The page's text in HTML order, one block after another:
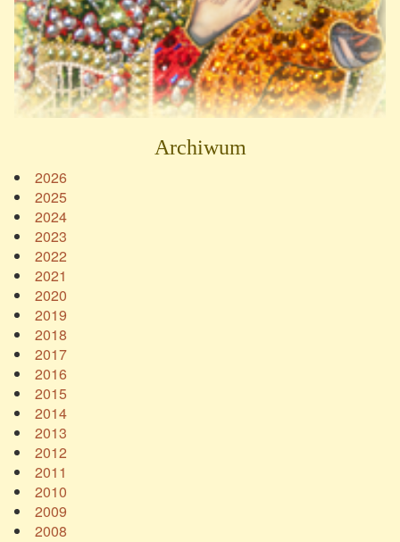
Archiwum
2026
2025
2024
2023
2022
2021
2020
2019
2018
2017
2016
2015
2014
2013
2012
2011
2010
2009
2008